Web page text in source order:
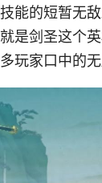
能的短暂无
是剑圣这个
玩家口中的无